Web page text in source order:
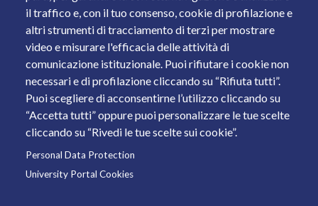
il traffico e, con il tuo consenso, cookie di profilazione e
altri strumenti di tracciamento di terzi per mostrare
video e misurare l'efficacia delle attività di
comunicazione istituzionale. Puoi rifiutare i cookie non
necessari e di profilazione cliccando su “Rifiuta tutti”.
Puoi scegliere di acconsentirne l’utilizzo cliccando su
“Accetta tutti” oppure puoi personalizzare le tue scelte
cliccando su “Rivedi le tue scelte sui cookie”.
Personal Data Protection
University Portal Cookies
Piazza del Mercato, 15 - 25121 Brescia
Tel. +39 030 2988.1 PEC:
ammcentr@cert.unibs.it
Partita IVA: 01773710171 Codice Fiscale: 98007650173
© 2011 Università degli Studi di Brescia